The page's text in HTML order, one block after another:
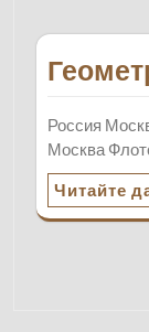
Россия
Москва
Читайте